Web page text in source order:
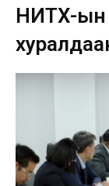
НИТХ-ын